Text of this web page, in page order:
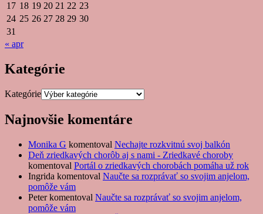
17 18 19 20 21 22 23
24 25 26 27 28 29 30
31
« apr
Kategórie
Kategórie
Najnovšie komentáre
Monika G komentoval Nechajte rozkvitnú svoj balkón
Deň zriedkavých chorôb aj s nami - Zriedkavé choroby
komentoval Portál o zriedkavých chorobách pomáha už rok
Ingrida komentoval Naučte sa rozprávať so svojim anjelom,
pomôže vám
Peterkomentoval Naučte sa rozprávať so svojim anjelom,
pomôže vám